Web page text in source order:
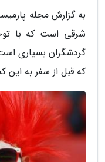
به گزارش مجله
شرقی است که با
گردشگران بسیاری
که قبل از سفر به این